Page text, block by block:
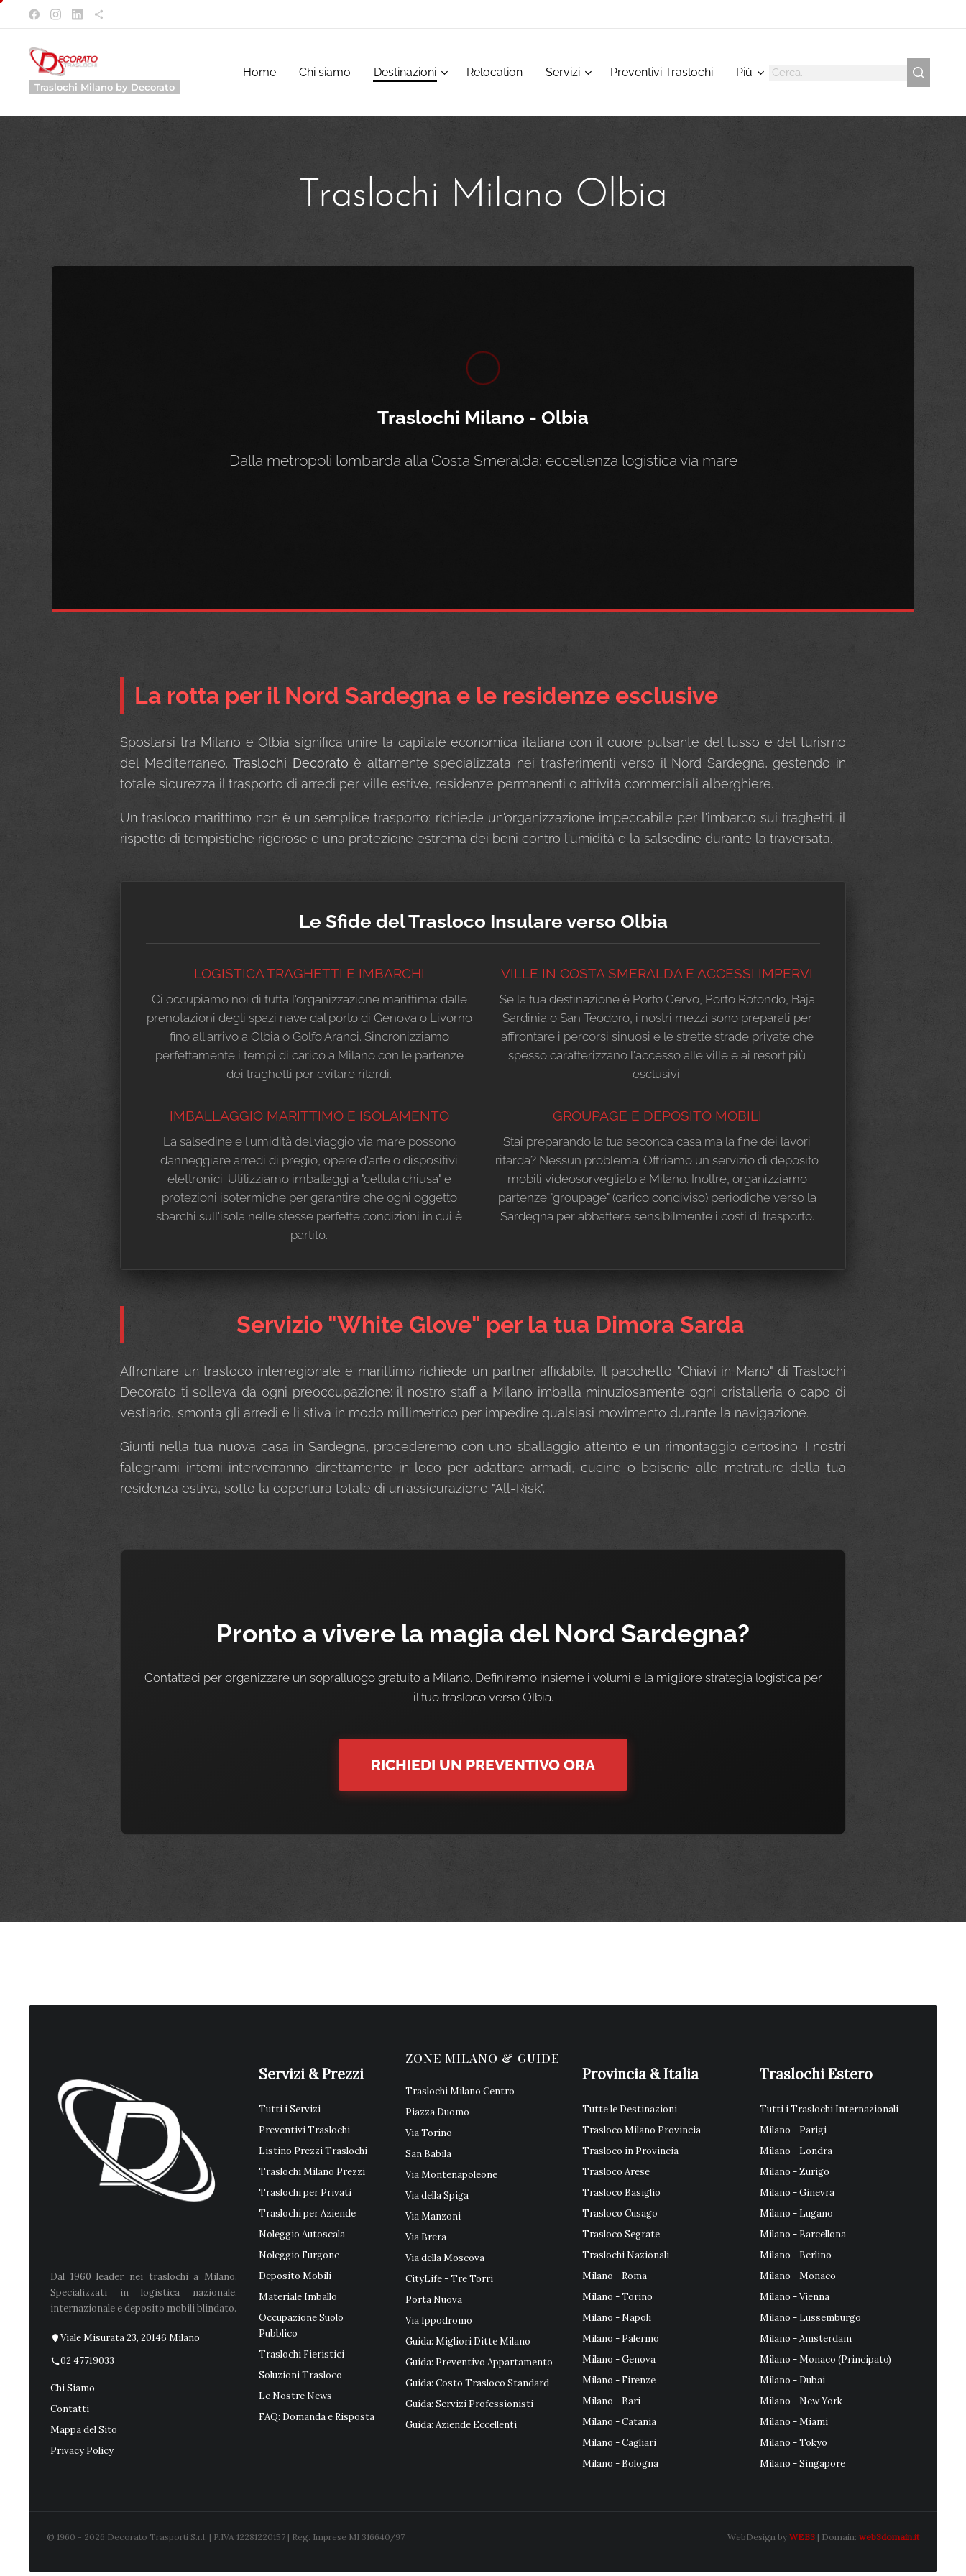
Traslochi Milano by Decorato
Home Chi siamo Destinazioni Relocation Servizi Preventivi Traslochi Più
Traslochi Milano Olbia
Traslochi Milano - Olbia
Dalla metropoli lombarda alla Costa Smeralda: eccellenza logistica via mare
La rotta per il Nord Sardegna e le residenze esclusive
Spostarsi tra Milano e Olbia significa unire la capitale economica italiana con il cuore pulsante del lusso e del turismo
del Mediterraneo.Traslochi Decorato è altamente specializzata nei trasferimenti verso il Nord Sardegna, gestendo in
totale sicurezza il trasporto di arredi per ville estive, residenze permanenti o attività commerciali alberghiere.
Un trasloco marittimo non è un semplice trasporto: richiede un'organizzazione impeccabile per l'imbarco sui traghetti, il
rispetto di tempistiche rigorose e una protezione estrema dei beni contro l'umidità e la salsedine durante la traversata.
Le Sfide del Trasloco Insulare verso Olbia
LOGISTICA TRAGHETTI E IMBARCHI
Ci occupiamo noi di tutta l'organizzazione marittima: dalle
prenotazioni degli spazi nave dal porto di Genova o Livorno
fino all'arrivo a Olbia o Golfo Aranci. Sincronizziamo
perfettamente i tempi di carico a Milano con le partenze
dei traghetti per evitare ritardi.
VILLE IN COSTA SMERALDA E ACCESSI IMPERVI
Se la tua destinazione è Porto Cervo, Porto Rotondo, Baja
Sardinia o San Teodoro, i nostri mezzi sono preparati per
affrontare i percorsi sinuosi e le strette strade private che
spesso caratterizzano l'accesso alle ville e ai resort più
esclusivi.
IMBALLAGGIO MARITTIMO E ISOLAMENTO
La salsedine e l'umidità del viaggio via mare possono
danneggiare arredi di pregio, opere d'arte o dispositivi
elettronici. Utilizziamo imballaggi a "cellula chiusa" e
protezioni isotermiche per garantire che ogni oggetto
sbarchi sull'isola nelle stesse perfette condizioni in cui è
partito.
GROUPAGE E DEPOSITO MOBILI
Stai preparando la tua seconda casa ma la fine dei lavori
ritarda? Nessun problema. Offriamo un servizio di deposito
mobili videosorvegliato a Milano. Inoltre, organizziamo
partenze "groupage" (carico condiviso) periodiche verso la
Sardegna per abbattere sensibilmente i costi di trasporto.
Servizio "White Glove" per la tua Dimora Sarda
Affrontare un trasloco interregionale e marittimo richiede un partner affidabile. Il pacchetto "Chiavi in Mano" di Traslochi
Decorato ti solleva da ogni preoccupazione: il nostro staff a Milano imballa minuziosamente ogni cristalleria o capo di
vestiario, smonta gli arredi e li stiva in modo millimetrico per impedire qualsiasi movimento durante la navigazione.
Giunti nella tua nuova casa in Sardegna, procederemo con uno sballaggio attento e un rimontaggio certosino. I nostri
falegnami interni interverranno direttamente in loco per adattare armadi, cucine o boiserie alle metrature della tua
residenza estiva, sotto la copertura totale di un'assicurazione "All-Risk".
Pronto a vivere la magia del Nord Sardegna?
Contattaci per organizzare un sopralluogo gratuito a Milano. Definiremo insieme i volumi e la migliore strategia logistica per
il tuo trasloco verso Olbia.
RICHIEDI UN PREVENTIVO ORA
Dal 1960 leader nei traslochi a Milano.
Specializzati in logistica nazionale,
internazionale e deposito mobili blindato.
Viale Misurata 23, 20146 Milano
02 47719033
Chi Siamo
Contatti
Mappa del Sito
Privacy Policy
Servizi & Prezzi
Tutti i Servizi
Preventivi Traslochi
Listino Prezzi Traslochi
Traslochi Milano Prezzi
Traslochi per Privati
Traslochi per Aziende
Noleggio Autoscala
Noleggio Furgone
Deposito Mobili
Materiale Imballo
Occupazione Suolo
Pubblico
Traslochi Fieristici
Soluzioni Trasloco
Le Nostre News
FAQ: Domanda e Risposta
ZONE MILANO & GUIDE
Traslochi Milano Centro
Piazza Duomo
Via Torino
San Babila
Via Montenapoleone
Via della Spiga
Via Manzoni
Via Brera
Via della Moscova
CityLife - Tre Torri
Porta Nuova
Via Ippodromo
Guida: Migliori Ditte Milano
Guida: Preventivo Appartamento
Guida: Costo Trasloco Standard
Guida: Servizi Professionisti
Guida: Aziende Eccellenti
Provincia & Italia
Tutte le Destinazioni
Trasloco Milano Provincia
Trasloco in Provincia
Trasloco Arese
Trasloco Basiglio
Trasloco Cusago
Trasloco Segrate
Traslochi Nazionali
Milano - Roma
Milano - Torino
Milano - Napoli
Milano - Palermo
Milano - Genova
Milano - Firenze
Milano - Bari
Milano - Catania
Milano - Cagliari
Milano - Bologna
Traslochi Estero
Tutti i Traslochi Internazionali
Milano - Parigi
Milano - Londra
Milano - Zurigo
Milano - Ginevra
Milano - Lugano
Milano - Barcellona
Milano - Berlino
Milano - Monaco
Milano - Vienna
Milano - Lussemburgo
Milano - Amsterdam
Milano - Monaco (Principato)
Milano - Dubai
Milano - New York
Milano - Miami
Milano - Tokyo
Milano - Singapore
© 1960 - 2026 Decorato Trasporti S.r.l. | P.IVA 12281220157 | Reg. Imprese MI 316640/97 WebDesign by WEB3 | Domain: web3domain.it